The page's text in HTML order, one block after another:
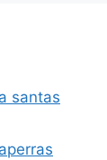
santas